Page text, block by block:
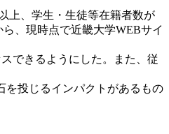
上、学生・生徒等在籍者数が
、現時点で近畿大学WEBサイ
できるようにした。また、従
投じるインパクトがあるもの